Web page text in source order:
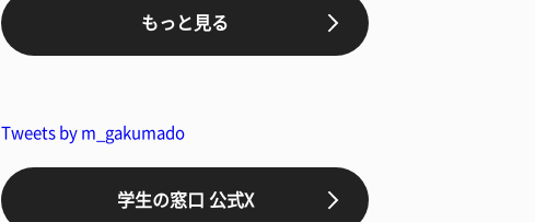
もっと見る
Tweets by m_gakumado
学生の窓口 公式X